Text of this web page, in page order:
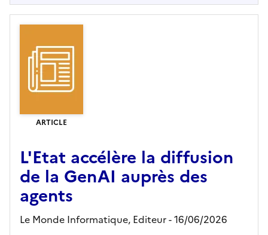
ARTICLE
L'Etat accélère la diffusion
de la GenAI auprès des
agents
Le Monde Informatique, Editeur- 16/06/2026